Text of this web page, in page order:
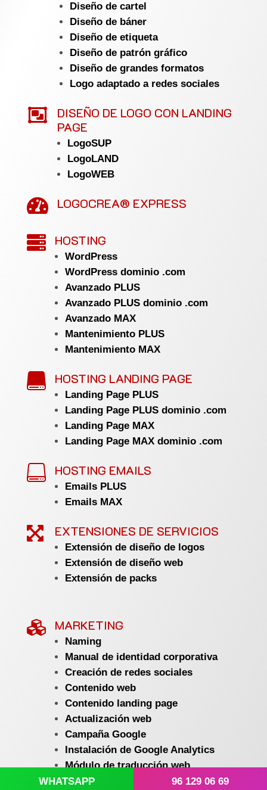
Diseño de cartel
Diseño de báner
Diseño de etiqueta
Diseño de patrón gráfico
Diseño de grandes formatos
Logo adaptado a redes sociales

DISEÑO DE LOGO CON LANDING
PAGE
LogoSUP
LogoLAND
LogoWEB
 LOGOCREA® EXPRESS
 HOSTING
WordPress
WordPress dominio .com
Avanzado PLUS
Avanzado PLUS dominio .com
Avanzado MAX
Mantenimiento PLUS
Mantenimiento MAX
 HOSTING LANDING PAGE
Landing Page PLUS
Landing Page PLUS dominio .com
Landing Page MAX
Landing Page MAX dominio .com
 HOSTING EMAILS
Emails PLUS
Emails MAX
 EXTENSIONES DE SERVICIOS
Extensión de diseño de logos
Extensión de diseño web
Extensión de packs
 MARKETING
Naming
Manual de identidad corporativa
Creación de redes sociales
Contenido web
Contenido landing page
Actualización web
Campaña Google
Instalación de Google Analytics
Módulo de traducción web
Búsqueda de fotografías
WHATSAPP 96 129 06 69